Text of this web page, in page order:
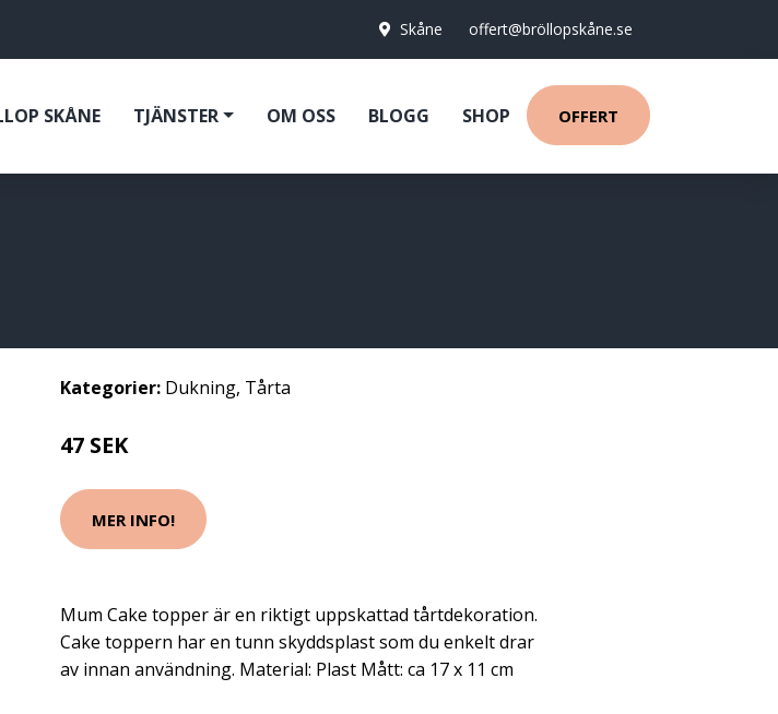
Skåne offert@bröllopskåne.se
SKÅNE TJÄNSTER OM OSS BLOGG SHOP OFFERT
Kategorier: Dukning, Tårta
47 SEK
MER INFO!
Mum Cake topper är en riktigt uppskattad tårtdekoration.
Cake toppern har en tunn skyddsplast som du enkelt drar
av innan användning. Material: Plast Mått: ca 17 x 11 cm